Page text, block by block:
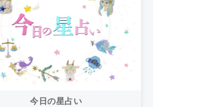
今日の星占い